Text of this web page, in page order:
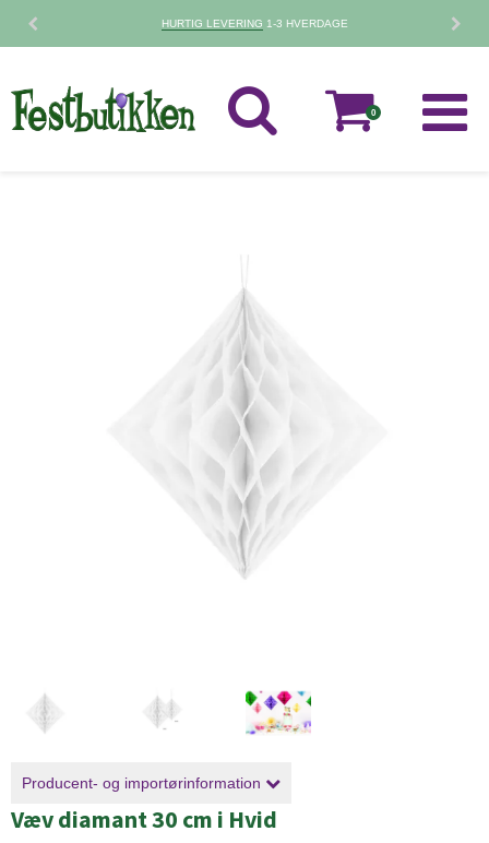
HURTIG LEVERING 1-3 HVERDAGE
0
Producent- og importørinformation
Væv diamant 30 cm i Hvid